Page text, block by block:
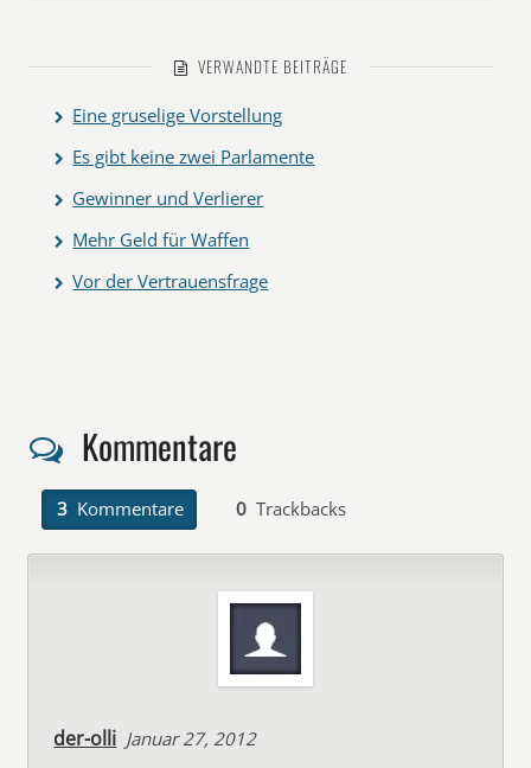
VERWANDTE BEITRÄGE
Eine gruselige Vorstellung
Es gibt keine zwei Parlamente
Gewinner und Verlierer
Mehr Geld für Waffen
Vor der Vertrauensfrage
Kommentare
3 Kommentare 0 Trackbacks
der-olli Januar 27, 2012